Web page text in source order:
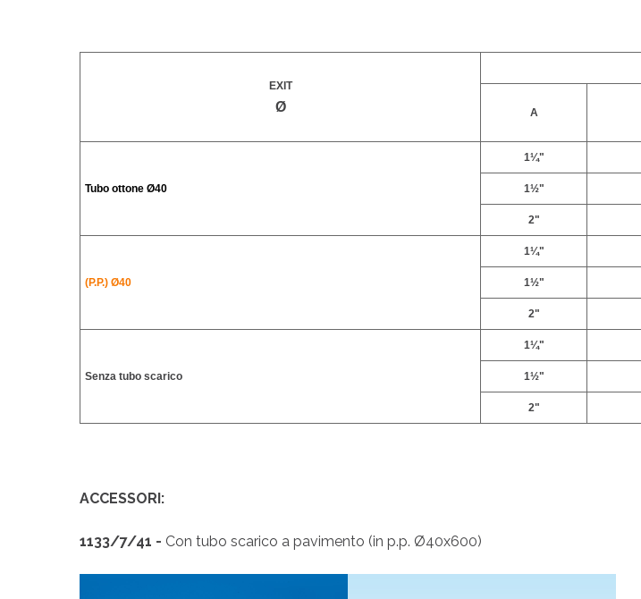
EXIT
Ø A
Tubo ottone Ø40
1¼"
1½"
2"
(P.P.) Ø40
1¼"
1½"
2"
Senza tubo scarico
1¼"
1½"
2"
ACCESSORI:
1133/7/41 - Con tubo scarico a pavimento (in p.p. Ø40x600)